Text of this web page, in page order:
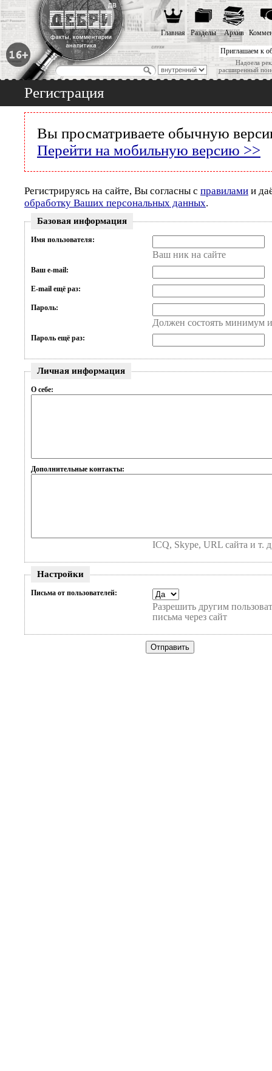
Приглашаем к
Надоела
расширенный
Главная Разделы Архив
Регистрация
Вы просматриваете обычную
Перейти на мобильную версию >>
Регистрируясь на сайте, Вы согласны с правилами и
обработку Ваших персональных данных.
Базовая информация
Имя пользователя:
Ваш ник на сайте
Ваш e-mail:
E-mail ещё раз:
Пароль:
Должен состоять минимум
Пароль ещё раз:
Личная информация
О себе:
Дополнительные контакты:
ICQ, Skype, URL сайта и т.
Настройки
Письма от пользователей:
Разрешить другим
письма через сайт